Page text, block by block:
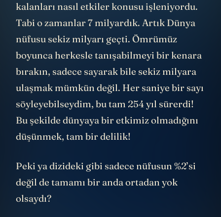
kalanları nasıl etkiler konusu işleniyordu.
Tabi o zamanlar 7 milyardık. Artık Dünya
nüfusu sekiz milyarı geçti. Ömrümüz
boyunca herkesle tanışabilmeyi bir kenara
bırakın, sadece sayarak bile sekiz milyara
ulaşmak mümkün değil. Her saniye bir sayı
söyleyebilseydim, bu tam 254 yıl sürerdi!
Bu şekilde dünyaya bir etkimiz olmadığını
düşünmek, tam bir delilik!
Peki ya dizideki gibi sadece nüfusun %2’si
değil de tamamı bir anda ortadan yok
olsaydı?